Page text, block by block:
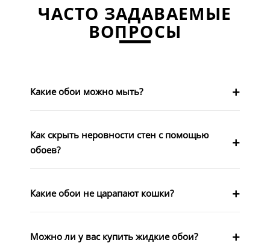
ЧАСТО ЗАДАВАЕМЫЕ
ВОПРОСЫ
Какие обои можно мыть?
Как скрыть неровности стен с помощью
обоев?
Какие обои не царапают кошки?
Можно ли у вас купить жидкие обои?